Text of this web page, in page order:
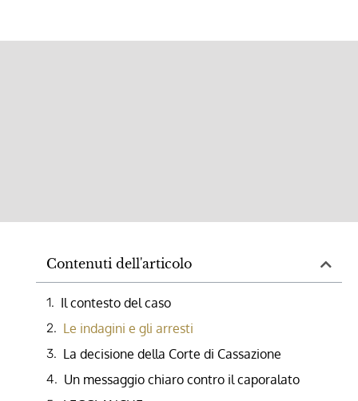
Contenuti dell'articolo
Il contesto del caso
Le indagini e gli arresti
La decisione della Corte di Cassazione
Un messaggio chiaro contro il caporalato